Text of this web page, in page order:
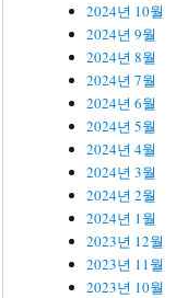
2024년 10월
2024년 9월
2024년 8월
2024년 7월
2024년 6월
2024년 5월
2024년 4월
2024년 3월
2024년 2월
2024년 1월
2023년 12월
2023년 11월
2023년 10월